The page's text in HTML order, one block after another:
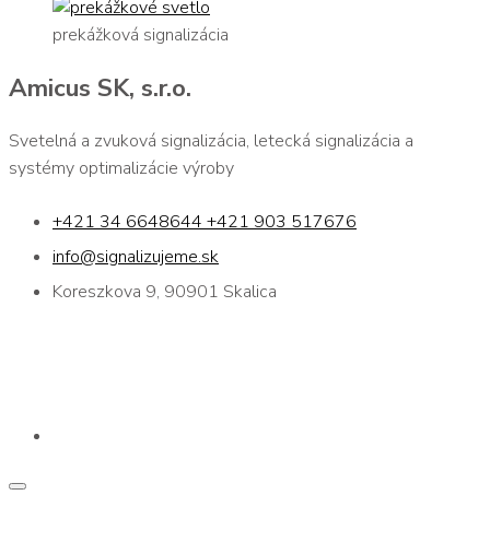
prekážková signalizácia
Amicus SK, s.r.o.
Svetelná a zvuková signalizácia, letecká signalizácia a
systémy optimalizácie výroby
+421 34 6648644 +421 903 517676
info@signalizujeme.sk
Koreszkova 9, 90901 Skalica